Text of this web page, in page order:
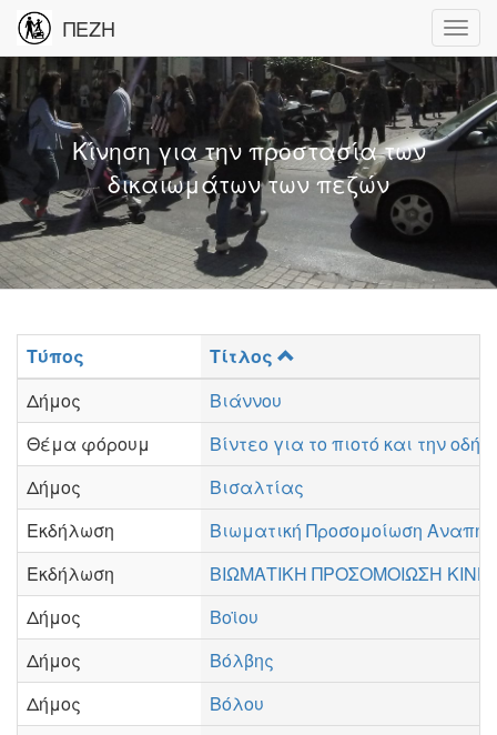
ΠΕΖΗ
Κίνηση για την προστασία των
δικαιωμάτων των πεζών
Τύπος
Τίτλος
Δήμος
Βιάννου
Θέμα φόρουμ
Βίντεο για το πιοτό και την
Δήμος
Βισαλτίας
Εκδήλωση
Βιωματική Προσομοίωση
Εκδήλωση
ΒΙΩΜΑΤΙΚΗ ΠΡΟΣΟΜΟΙΩΣΗ
Δήμος
Βοϊου
Δήμος
Βόλβης
Δήμος
Βόλου